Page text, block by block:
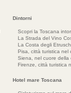
Dintorni
Scopri la Toscana
La Strada del Vino
La Costa degli
Pisa, città turistica nel
Siena, nel cuore della
Firenze, città turistica
Hotel mare Toscana